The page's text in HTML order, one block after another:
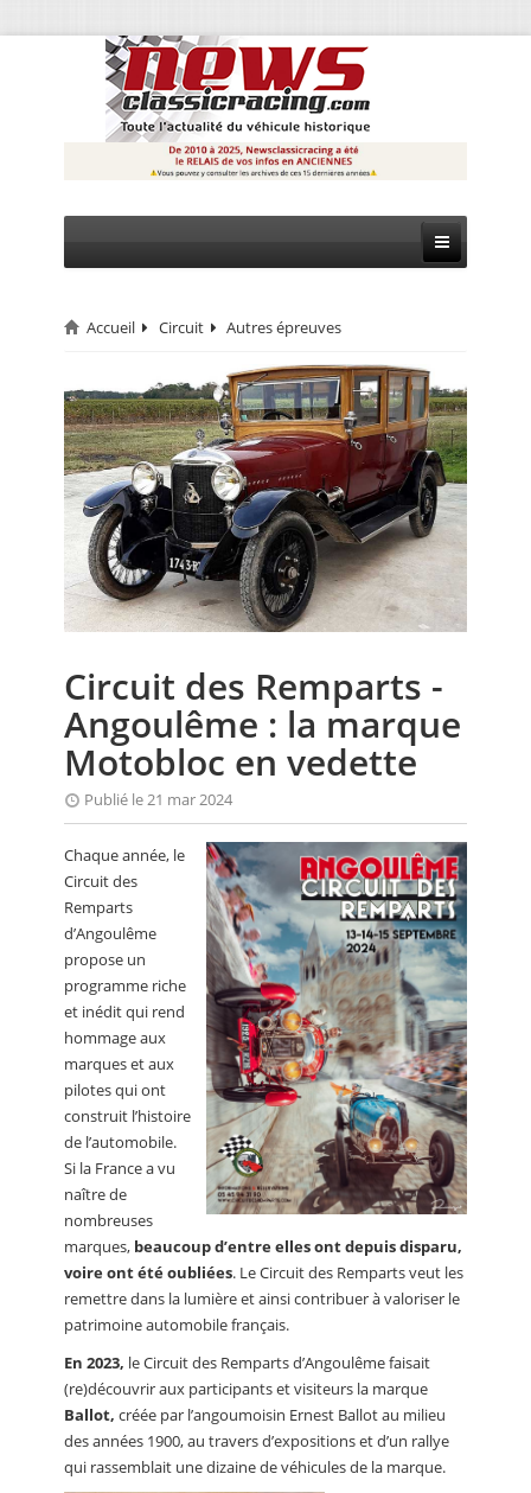
CIRCUIT
RALLYE
MONTAGNE
EVÈNEMENTS
CALENDRIER
FOCUS
ANNUAIRES
PETITES ANNONCES
Accueil Circuit Autres épreuves
Circuit des Remparts -
Angoulême : la marque
Motobloc en vedette
Publié le 21 mar 2024
Chaque année, le
Circuit des
Remparts
d’Angoulême
propose un
programme riche
et inédit qui rend
hommage aux
marques et aux
pilotes qui ont
construit l’histoire
de l’automobile.
Si la France a vu
naître de
nombreuses
marques, beaucoup d’entre elles ont depuis disparu,
voire ont été oubliées. Le Circuit des Remparts veut les
remettre dans la lumière et ainsi contribuer à valoriser le
patrimoine automobile français.
En 2023, le Circuit des Remparts d’Angoulême faisait
(re)découvrir aux participants et visiteurs la marque
Ballot, créée par l’angoumoisin Ernest Ballot au milieu
des années 1900, au travers d’expositions et d’un rallye
qui rassemblait une dizaine de véhicules de la marque.